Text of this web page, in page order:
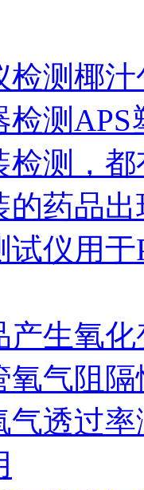
检测椰
检测
检测，
的药品
试仪用
产生氧
氧气阻
气透过